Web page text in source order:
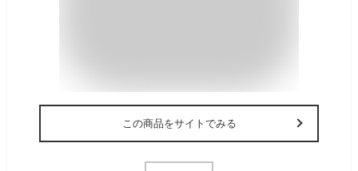
この商品をサイトでみる